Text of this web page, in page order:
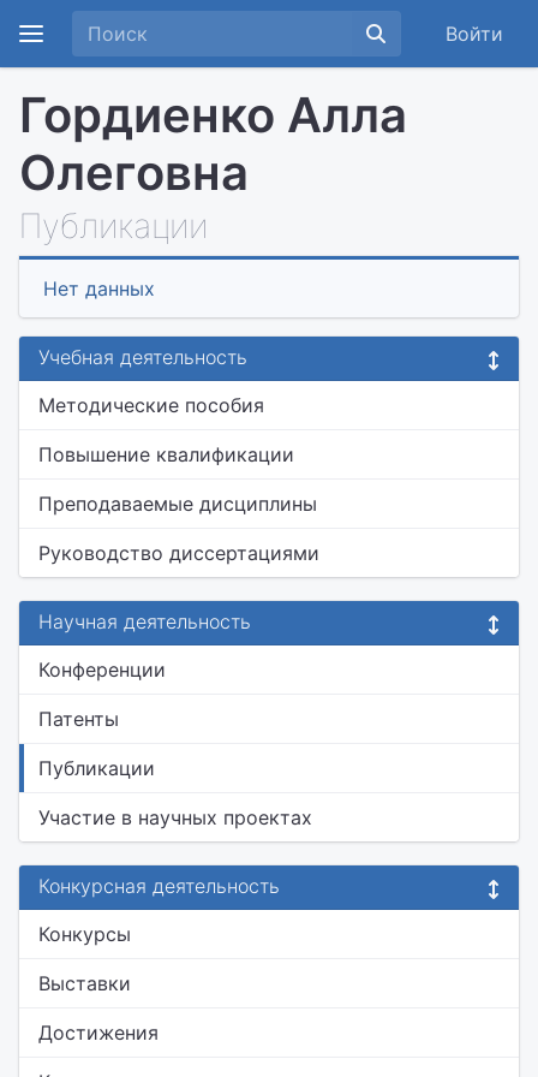
Войти
Гордиенко Алла
Олеговна
Публикации
Нет данных
Учебная деятельность
Методические пособия
Повышение квалификации
Преподаваемые дисциплины
Руководство диссертациями
Научная деятельность
Конференции
Патенты
Публикации
Участие в научных проектах
Конкурсная деятельность
Конкурсы
Выставки
Достижения